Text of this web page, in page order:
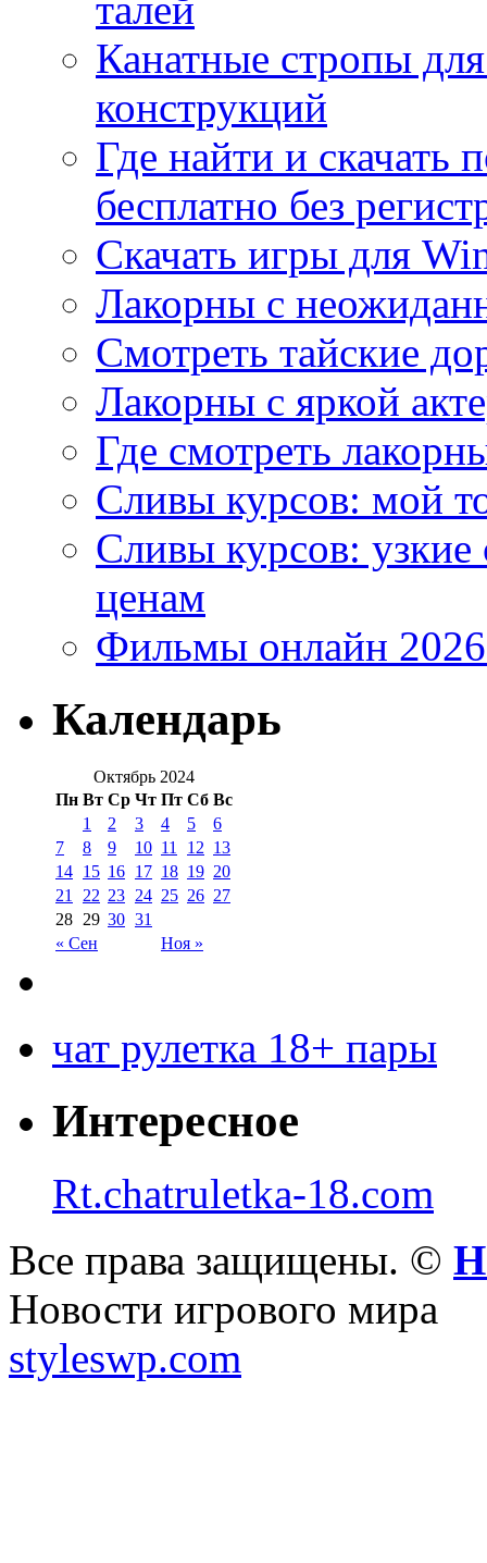
Канатные стропы
конструкций
Где найти и
бесплатно без
Скачать игры для
Лакорны с
Смотреть тайские
Лакорны с яркой
Где смотреть
Сливы курсов: мой
Сливы курсов:
ценам
Фильмы онлайн
Календарь
Октябрь 2024
Пн Вт Ср Чт Пт Сб Вс
« Сен Ноя »
1 2 3 4 5
6
7
8 9 10 11 12 13
14 15 16 17 18 19 20
21
22 23 24 25 26 27
28 29 30 31
чат рулетка 18+ пары
Интересное
Rt.chatruletka-18.com
Все права защищены. ©
Новости игрового мира
styleswp.com